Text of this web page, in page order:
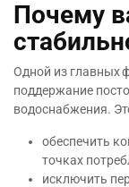
Почему
Одной из главных
поддержание
водоснабжения.
обеспечить
точках
исключить